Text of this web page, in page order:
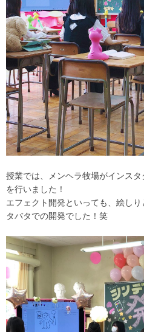
授業では、メンヘラ牧場がインス
を行いました！
エフェクト開発といっても、絵し
タバタでの開発でした！笑